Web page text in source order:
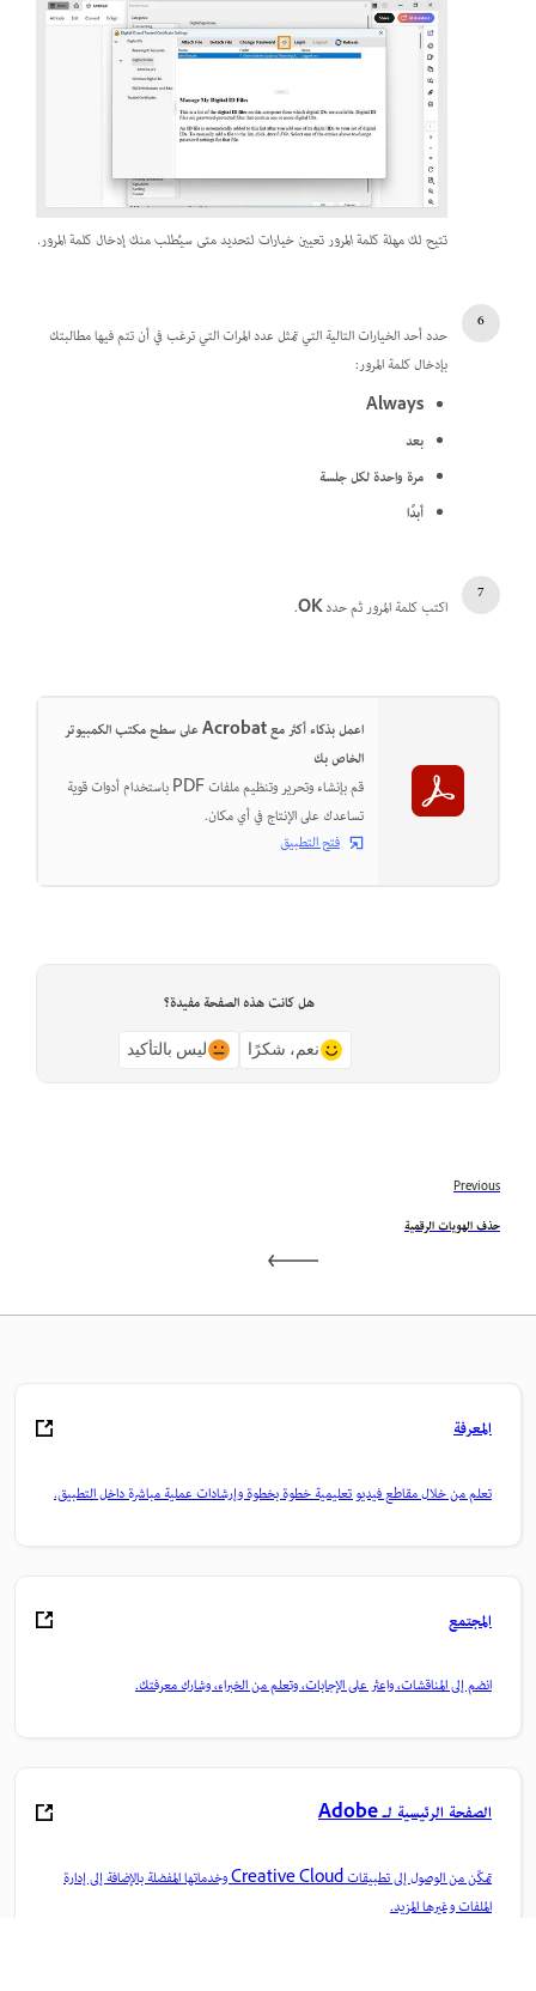
تتيح لك مهلة كلمة المرور تعيين خيارات لتحديد متى سيُطلب منك إدخال كلمة المرور.
حدد أحد الخيارات التالية التي تمثل عدد المرات التي ترغب في أن تتم فيها مطالبتك
بإدخال كلمة المرور:
Always
بعد
مرة واحدة لكل جلسة
أبدًا
اكتب كلمة المرور ثم حددOK
.
اعمل بذكاء أكثر مع Acrobat على سطح مكتب الكمبيوتر
الخاص بك
قم بإنشاء وتحرير وتنظيم ملفات PDF باستخدام أدوات قوية
تساعدك على الإنتاج في أي مكان.
فتح التطبيق
هل كانت هذه الصفحة مفيدة؟
نعم، شكرًا ليس بالتأكيد
Previous
حذف الهويات الرقمية
المعرفة
تعلم من خلال مقاطع فيديو تعليمية خطوة بخطوة وإرشادات عملية مباشرة داخل التطبيق.
المجتمع
انضم إلى المناقشات، واعثر على الإجابات، وتعلم من الخبراء، وشارك معرفتك.
الصفحة الرئيسية لـ Adobe
تمكّن من الوصول إلى تطبيقات Creative Cloud وخدماتها المفضلة بالإضافة إلى إدارة
الملفات وغيرها المزيد.